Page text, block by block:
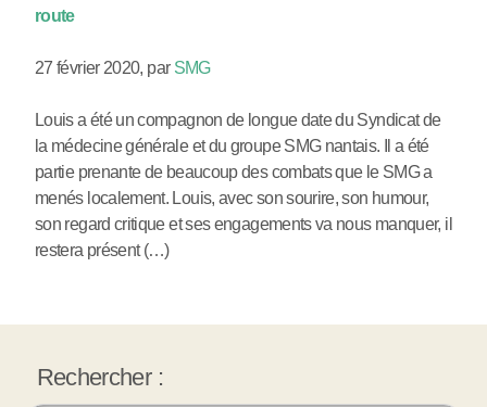
route
27 février 2020, par SMG
Louis a été un compagnon de longue date du Syndicat de
la médecine générale et du groupe SMG nantais. Il a été
partie prenante de beaucoup des combats que le SMG a
menés localement. Louis, avec son sourire, son humour,
son regard critique et ses engagements va nous manquer, il
restera présent (…)
Rechercher :